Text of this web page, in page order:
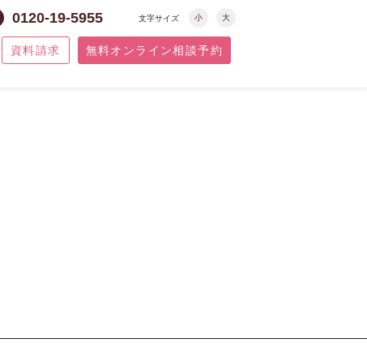
0120-19-5955 文字サイズ 小 大
資料請求 無料オンライン相談予約